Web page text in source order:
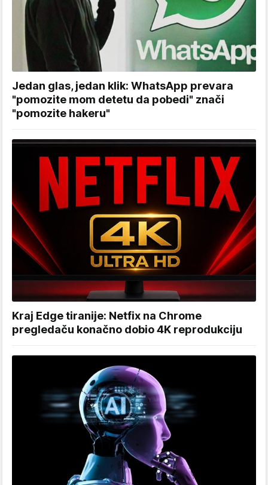
Jedan glas, jedan klik: WhatsApp prevara
"pomozite mom detetu da pobedi" znači
"pomozite hakeru"
Kraj Edge tiranije: Netfix na Chrome
pregledaču konačno dobio 4K reprodukciju